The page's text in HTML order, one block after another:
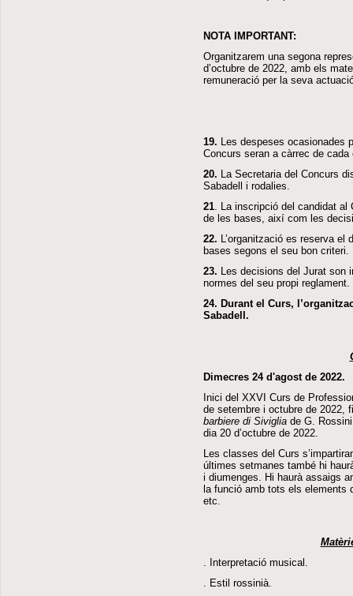
NOTA IMPORTANT:
Organitzarem una segona
d’octubre de 2022, amb els
remuneració per la seva
19. Les despeses ocasionades
Concurs seran a càrrec de cada
20. La Secretaria del Concurs
Sabadell i rodalies.
21 . La inscripció del candidat
de les bases, així com les
22. L’organització es reserva el
bases segons el seu bon criteri.
23. Les decisions del Jurat son
normes del seu propi reglament.
24. Durant el Curs,
Sabadell.
Dimecres 24 d'agost de 2022.
Inici del XXVI Curs de
de setembre i octubre de 2022,
barbiere di Siviglia de G.
dia 20 d’octubre de 2022.
Les classes del Curs
últimes setmanes també hi
i diumenges. Hi haurà assaigs
la funció amb tots els elements
etc.
. Interpretació musical.
. Estil rossinià.